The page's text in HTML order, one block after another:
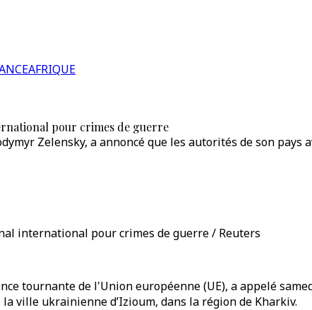
AFRIQUE
pour crimes de guerre
Zelensky, a annoncé que les autorités de son pays
international pour crimes de guerre / Reuters
tournante de l'Union européenne (UE), a appelé
ville ukrainienne d’Izioum, dans la région de Kharkiv.